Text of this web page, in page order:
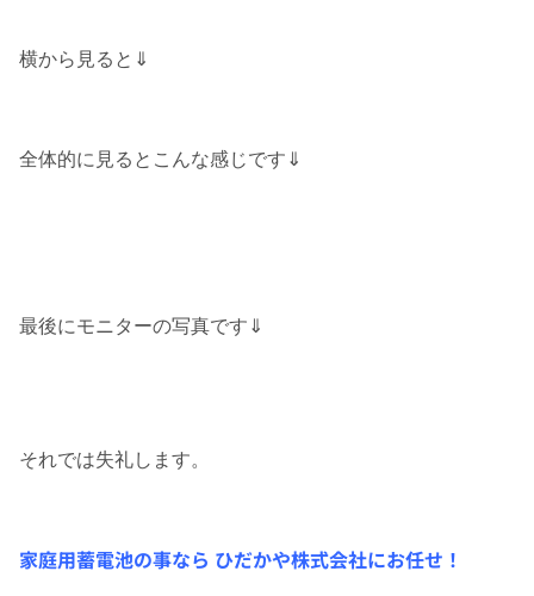
横から見ると⇓
全体的に見るとこんな感じです⇓
最後にモニターの写真です⇓
それでは失礼します。
家庭用蓄電池の事なら ひだかや株式会社にお任せ！